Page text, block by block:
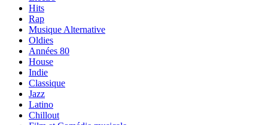
Hits
Rap
Musique Alternative
Oldies
Années 80
House
Indie
Classique
Jazz
Latino
Chillout